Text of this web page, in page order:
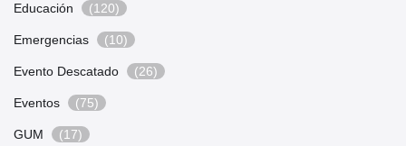
Educación (120)
Emergencias (10)
Evento Descatado (26)
Eventos (75)
GUM (17)